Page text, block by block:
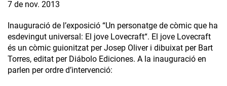
7 de nov. 2013
Inauguració de l’exposició “Un personatge de còmic que ha
esdevingut universal: El jove Lovecraft“. El jove Lovecraft
és un còmic guionitzat per Josep Oliver i dibuixat per Bart
Torres, editat per Diábolo Ediciones. A la inauguració en
parlen per ordre d’intervenció: